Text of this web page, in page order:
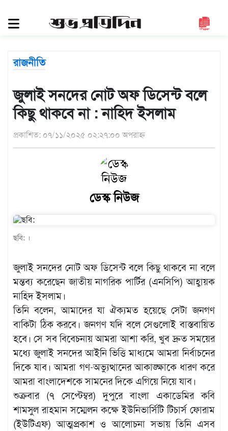
সিলেট
মৌলভীবাজার
হবিগঞ্জ
জাতীয়
রাজনীতি
গণমাধ্যম
খেলাধুলা
বিনোদন
এক্সক্লুসিভ
শিক্ষাঙ্গন
অর্থনীতি
মতামত
অন্যান্য
লাইফস্টাইল
রাজনীতি
জুলাই সনদের নোট অফ ডিসেন্ট বলে
কিছু থাকবে না : নাহিদ ইসলাম
প্রকাশিত: ০৭/১১/২০২৫ ০২:২৭:০০ অপরাহ্ন
ডেস্ক নিউজ
ছবি: ।
জুলাই সনদের নোট অফ ডিসেন্ট বলে কিছু থাকবে না বলে
মন্তব্য করেছেন জাতীয় নাগরিক পার্টির (এনসিপি) আহ্বায়ক
নাহিদ ইসলাম।
তিনি বলেন, আমাদের যা ঐক্যমত হয়েছে সেটা জনগণ
বাকিটা ঠিক করবে। জনগণ যদি বলে সেগুলোই বাস্তবায়িত
হবে। সে সব বিবেচনায় আমরা আশা করি, খুব দ্রুত সময়ের
মধ্যে জুলাই সনদের আইনি ভিত্তি মাধ্যমে আমরা নির্বাচনের
দিকে যাব। আমরা গণ-অভ্যুত্থানের আকাঙ্ক্ষাকে ধারণ করে
আমরা বাংলাদেশকে সামনের দিকে এগিয়ে নিয়ে যাব।
শুক্রবার (৭ সেপ্টেম্বর) দুপুরে বাংলা একাডেমির কবি
শামসুল রাহমান সম্মেলন কক্ষে ইউনিভার্সিটি টিচার্স ফোরাম
(ইউটিএফ) আত্মপ্রকাশ ও আলোচনা সভায় তিনি এসব